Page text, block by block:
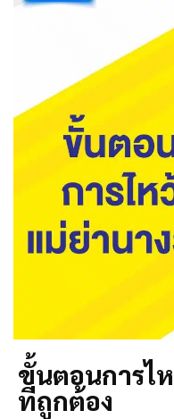
ขั้นตอนการไ
ที่ถูกต้อง